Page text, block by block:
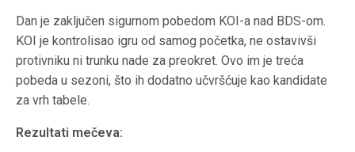
Dan je zaključen sigurnom pobedom KOI-a nad BDS-om.
KOI je kontrolisao igru od samog početka, ne ostavivši
protivniku ni trunku nade za preokret. Ovo im je treća
pobeda u sezoni, što ih dodatno učvršćuje kao kandidate
za vrh tabele.
Rezultati mečeva: